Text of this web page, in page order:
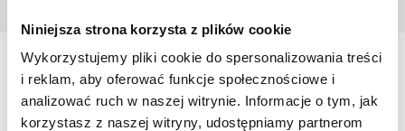
Niniejsza strona korzysta z plików cookie
Wykorzystujemy pliki cookie do spersonalizowania treści
i reklam, aby oferować funkcje społecznościowe i
analizować ruch w naszej witrynie. Informacje o tym, jak
korzystasz z naszej witryny, udostępniamy partnerom
Dowiedz się więcej
KONSULTANTSZKOLENIA
ZOSTAW WIADOMOŚĆ KOSULTANTOWI